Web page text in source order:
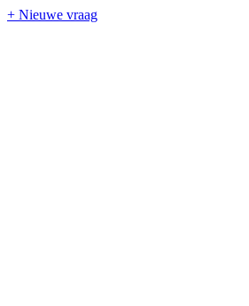
+ Nieuwe vraag